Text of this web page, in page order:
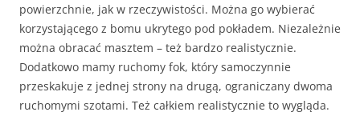
powierzchnie, jak w rzeczywistości. Można go wybierać
korzystającego z bomu ukrytego pod pokładem. Niezależnie
można obracać masztem – też bardzo realistycznie.
Dodatkowo mamy ruchomy fok, który samoczynnie
przeskakuje z jednej strony na drugą, ograniczany dwoma
ruchomymi szotami. Też całkiem realistycznie to wygląda.